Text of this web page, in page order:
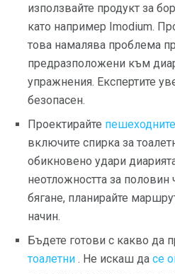
използвайте продукт за
като например Imodium.
това намалява проблема
предразположени към
упражнения. Експертите
безопасен.
Проектирайте
включите спирка за
обикновено удари
неотложността за половин
бягане, планирайте
начин.
Бъдете готови с какво да
тоалетни . Не искаш да се